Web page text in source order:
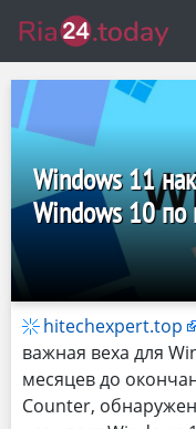
Windows 11
Windows 10 по
hitechexpert.top
важная веха для
месяцев до
Counter,